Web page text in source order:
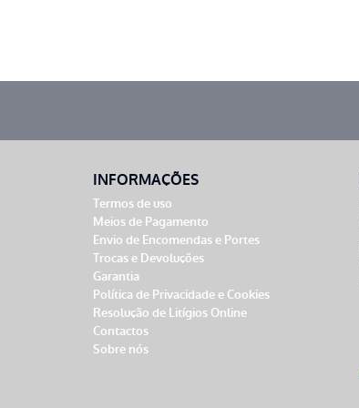
INFORMAÇÕES
Termos de uso
Meios de Pagamento
Envio de Encomendas e Portes
Trocas e Devoluções
Garantia
Política de Privacidade e Cookies
Resolução de Litígios Online
Contactos
Sobre nós